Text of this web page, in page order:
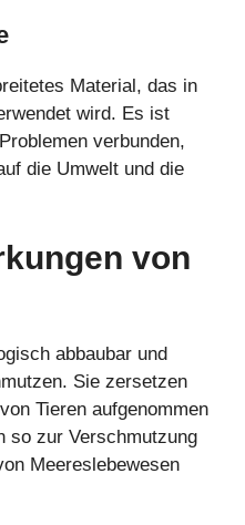
Material, das in
wird. Es ist
verbunden,
die Umwelt und die
von
abbaubar und
Sie zersetzen
Tieren aufgenommen
so zur Verschmutzung
Meereslebewesen